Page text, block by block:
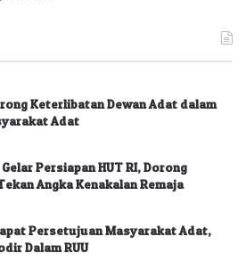
Keterlibatan Dewan Adat dalam
Adat
Persiapan HUT RI, Dorong
Angka Kenakalan Remaja
Persetujuan Masyarakat Adat,
Dalam RUU